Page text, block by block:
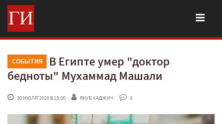
СОБЫТИЯ
В Египте умер "доктор
бедноты" Мухаммад Машали
30 ИЮЛЯ'2020 В 15:00 ЯКУБ ХАДЖИЧ 0